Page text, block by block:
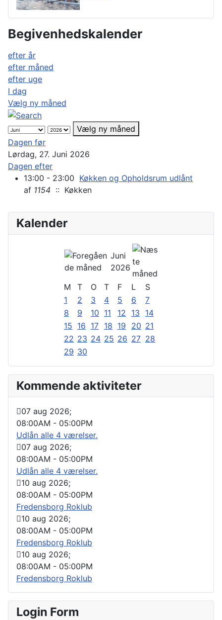
Begivenhedskalender
efter år
efter måned
efter uge
I dag
Vælg ny måned
Vælg ny måned
Dagen før
Lørdag, 27. Juni 2026
Dagen efter
13:00 - 23:00 Køkken og Opholdsrum udlånt
af 1154 :: Køkken
Kalender
Juni
2026
M
T O T F L
S
1
2 3 4 5 6
7
8
9 10 11 12 13
14
15 16 17 18 19 20 21
22 23 24 25 26 27 28
29 30
Kommende aktiviteter
07 aug 2026;
08:00AM - 05:00PM
Udlån alle 4 værelser.
07 aug 2026;
08:00AM - 05:00PM
Udlån alle 4 værelser.
10 aug 2026;
08:00AM - 05:00PM
Fredensborg Roklub
10 aug 2026;
08:00AM - 05:00PM
Fredensborg Roklub
10 aug 2026;
08:00AM - 05:00PM
Fredensborg Roklub
Login Form